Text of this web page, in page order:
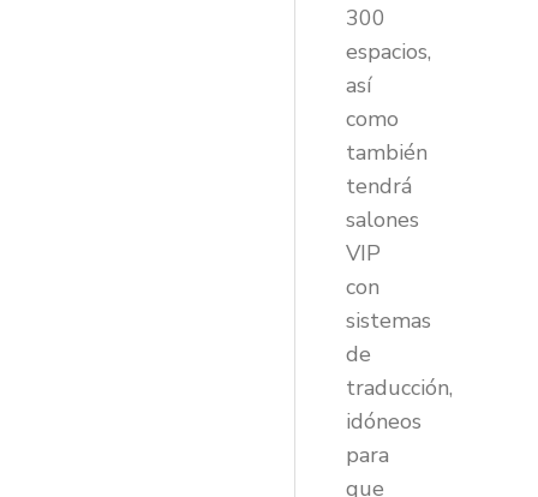
300
espacios,
así
como
también
tendrá
salones
VIP
con
sistemas
de
traducción,
idóneos
para
que